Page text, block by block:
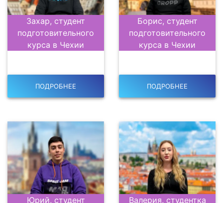
Захар, студент
подготовительного
курса в Чехии
ПОДРОБНЕЕ
Борис, студент
подготовительного
курса в Чехии
ПОДРОБНЕЕ
Юрий, студент
Валерия, студентка